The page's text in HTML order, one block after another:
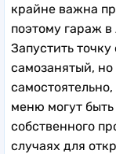
крайне важна
поэтому гараж
Запустить
самозанятый, но
меню могут
собственного
случаях для